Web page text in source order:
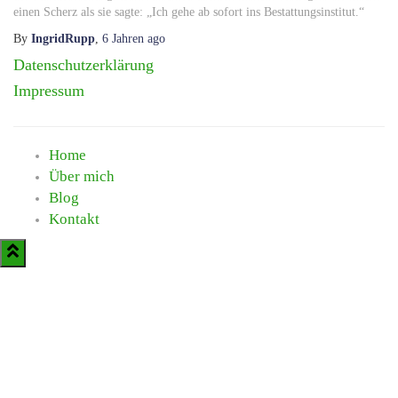
einen Scherz als sie sagte: „Ich gehe ab sofort ins Bestattungsinstitut.“
By IngridRupp 6 Jahren ago
Datenschutzerklärung
Impressum
Home
Über mich
Blog
Kontakt